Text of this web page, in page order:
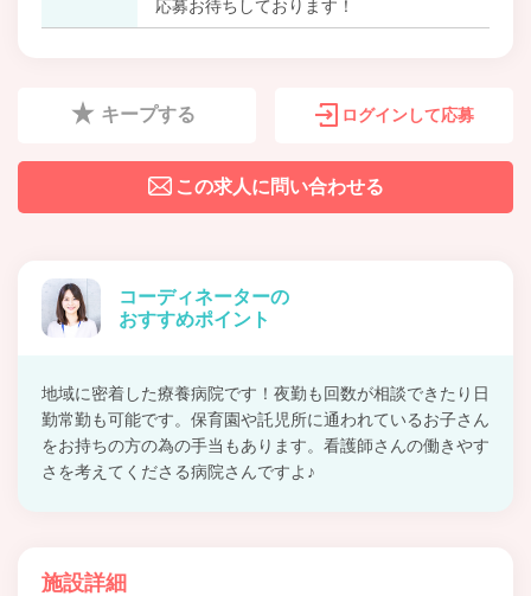
応募お待ちしております！
キープする ログインして応募
この求人に問い合わせる
コーディネーターの
おすすめポイント
地域に密着した療養病院です！夜勤も回数が相談できたり日
勤常勤も可能です。保育園や託児所に通われているお子さん
をお持ちの方の為の手当もあります。看護師さんの働きやす
さを考えてくださる病院さんですよ♪
施設詳細